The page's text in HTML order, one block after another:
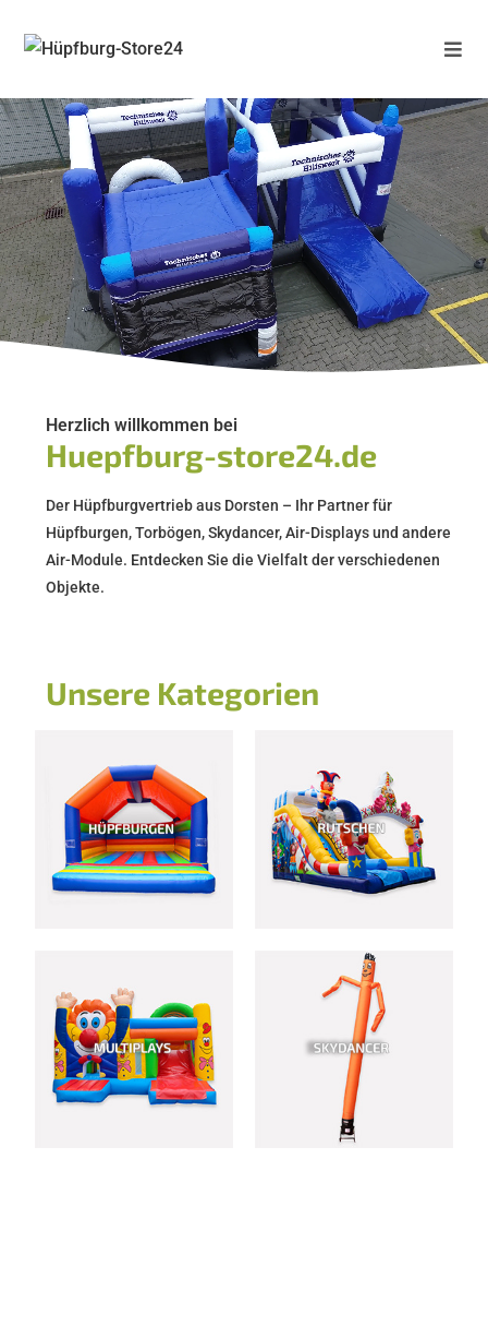
Herzlich willkommen bei
Huepfburg-store24.de
Der Hüpfburgvertrieb aus Dorsten – Ihr Partner für
Hüpfburgen, Torbögen, Skydancer, Air-Displays und andere
Air-Module. Entdecken Sie die Vielfalt der verschiedenen
Objekte.
Unsere Kategorien